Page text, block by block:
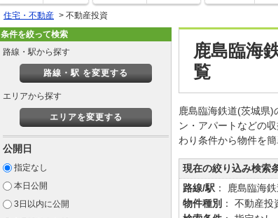
住宅・不動産 > 不動産投資
鹿島臨海
覧
鹿島臨海鉄道(茨城県
ン・アパートなどの
わり条件から物件を
現在の絞り込み検索
路線/駅 ： 鹿島臨海
物件種別 ： 不動産投
条件を絞って検索
路線・駅から探す
路線・駅 を変更する
エリアから探す
エリアを変更する
公開日
指定なし
本日公開
3日以内に公開